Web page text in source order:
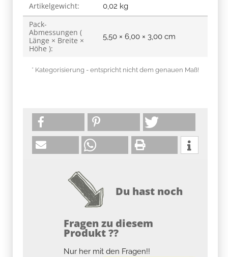
Artikelgewicht: 0,02 kg
Pack-
Abmessungen (
Länge × Breite ×
Höhe ):
5,50 × 6,00 × 3,00 cm
* Kategorisierung - entspricht nicht dem genauen Maß!
Du hast noch
Fragen zu diesem
Produkt ??
Nur her mit den Fragen!!